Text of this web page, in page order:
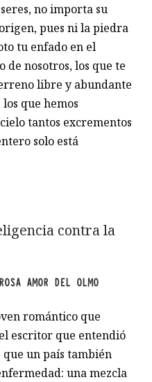
no importa su
pues ni la piedra
tu enfado en el
de nosotros, los que te
libre y abundante
que hemos
tantos excrementos
solo está
contra la
ROSA AMOR DEL OLMO
romántico que
escritor que entendió
que un país también
una mezcla